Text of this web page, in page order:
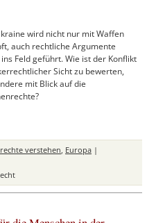
wird nicht nur mit Waffen
auch rechtliche Argumente
Feld geführt. Wie ist der Konflikt
Sicht zu bewerten,
mit Blick auf die
verstehen, Europa |